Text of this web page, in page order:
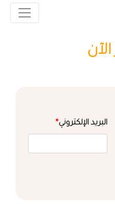
البريد الإلكتروني*